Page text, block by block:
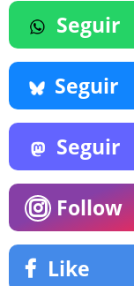
Seguir
Seguir
Seguir
Follow
Like